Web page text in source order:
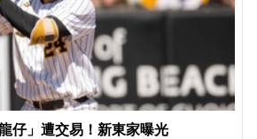
仔」遭交易！新東家曝光